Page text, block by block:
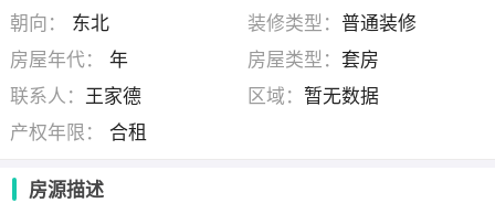
朝向：
东北 装修类型： 普通装修
房屋年代：
年 房屋类型： 套房
联系人： 王家德 区域： 暂无数据
产权年限：
合租
房源描述